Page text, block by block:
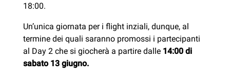
18:00.
Un’unica giornata per i flight inziali, dunque, al
termine dei quali saranno promossi i partecipanti
al Day 2 che si giocherà a partire dalle 14:00 di
sabato 13 giugno.